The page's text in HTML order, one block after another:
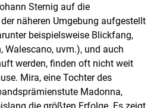
Sternig auf die
näheren Umgebung aufgestellt
beispielsweise Blickfang,
Walescano, uvm.), und auch
werden, finden oft nicht weit
Mira, eine Tochter des
Madonna,
die größten Erfolge. Es zeigt